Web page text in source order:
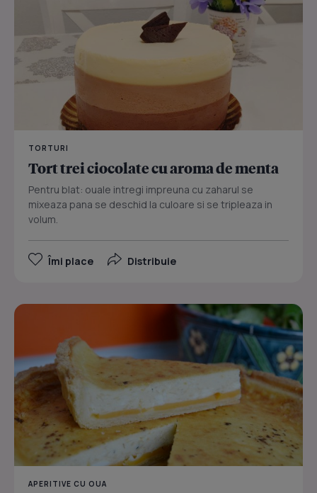
TORTURI
Tort trei ciocolate cu aroma de menta
Pentru blat: ouale intregi impreuna cu zaharul se
mixeaza pana se deschid la culoare si se tripleaza in
volum.
Îmi place Distribuie
APERITIVE CU OUA